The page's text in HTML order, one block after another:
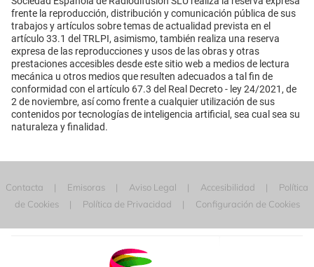
frente la reproducción, distribución y comunicación pública de sus
trabajos y artículos sobre temas de actualidad prevista en el
artículo 33.1 del TRLPI, asimismo, también realiza una reserva
expresa de las reproducciones y usos de las obras y otras
prestaciones accesibles desde este sitio web a medios de lectura
mecánica u otros medios que resulten adecuados a tal fin de
conformidad con el artículo 67.3 del Real Decreto - ley 24/2021, de
2 de noviembre, así como frente a cualquier utilización de sus
contenidos por tecnologías de inteligencia artificial, sea cual sea su
naturaleza y finalidad.
Contacta Emisoras Aviso Legal Accesibilidad
Política
de Cookies
Política de Privacidad Configuración de Cookies